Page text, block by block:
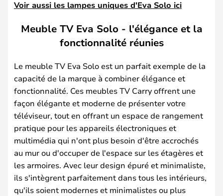
Voir aussi les lampes uniques d'Eva Solo ici
Meuble TV Eva Solo - l'élégance et la
fonctionnalité réunies
Le meuble TV Eva Solo est un parfait exemple de la
capacité de la marque à combiner élégance et
fonctionnalité. Ces meubles TV Carry offrent une
façon élégante et moderne de présenter votre
téléviseur, tout en offrant un espace de rangement
pratique pour les appareils électroniques et
multimédia qui n'ont plus besoin d'être accrochés
au mur ou d'occuper de l'espace sur les étagères et
les armoires. Avec leur design épuré et minimaliste,
ils s'intègrent parfaitement dans tous les intérieurs,
qu'ils soient modernes et minimalistes ou plus